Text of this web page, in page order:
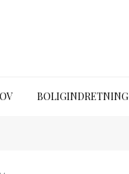
BOLIGINDRETNING